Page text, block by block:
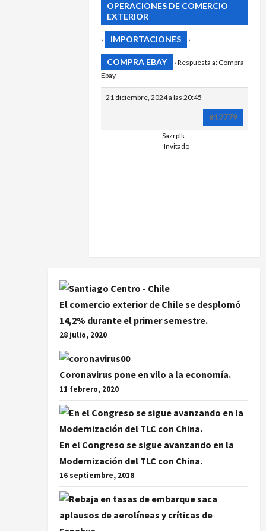
OPERACIONES DE COMERCIO
EXTERIOR
› IMPORTACIONES ›
COMPRA EBAY › Respuesta a: Compra
Ebay
21 diciembre, 2024 a las 20:45
#12779
Sazrplk
Invitado
El comercio exterior de Chile se desplomó
14,2% durante el primer semestre.
28 julio, 2020
Coronavirus pone en vilo a la economía.
11 febrero, 2020
En el Congreso se sigue avanzando en la
Modernización del TLC con China.
16 septiembre, 2018